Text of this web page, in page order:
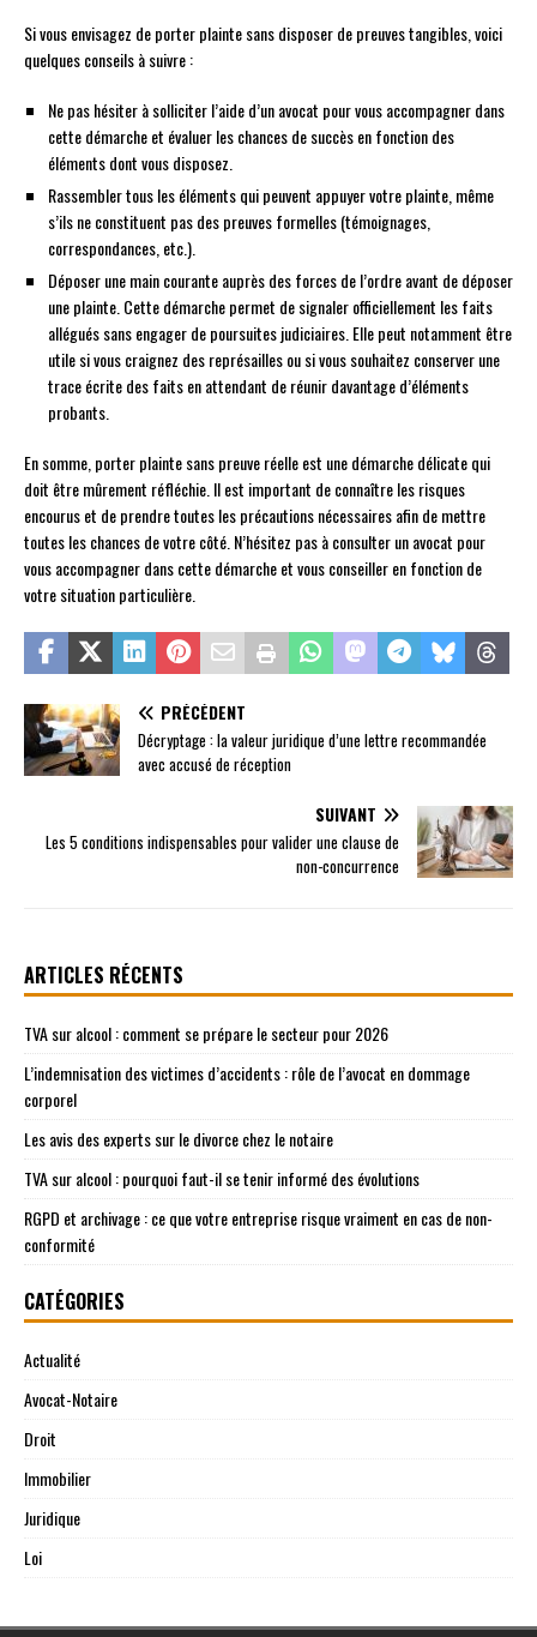
Si vous envisagez de porter plainte sans disposer de preuves tangibles, voici
quelques conseils à suivre :
Ne pas hésiter à solliciter l’aide d’un avocat pour vous accompagner dans
cette démarche et évaluer les chances de succès en fonction des
éléments dont vous disposez.
Rassembler tous les éléments qui peuvent appuyer votre plainte, même
s’ils ne constituent pas des preuves formelles (témoignages,
correspondances, etc.).
Déposer une main courante auprès des forces de l’ordre avant de déposer
une plainte. Cette démarche permet de signaler officiellement les faits
allégués sans engager de poursuites judiciaires. Elle peut notamment être
utile si vous craignez des représailles ou si vous souhaitez conserver une
trace écrite des faits en attendant de réunir davantage d’éléments
probants.
En somme, porter plainte sans preuve réelle est une démarche délicate qui
doit être mûrement réfléchie. Il est important de connaître les risques
encourus et de prendre toutes les précautions nécessaires afin de mettre
toutes les chances de votre côté. N’hésitez pas à consulter un avocat pour
vous accompagner dans cette démarche et vous conseiller en fonction de
votre situation particulière.
PRÉCÉDENT
Décryptage : la valeur juridique d’une lettre recommandée
avec accusé de réception
SUIVANT
Les 5 conditions indispensables pour valider une clause de
non-concurrence
ARTICLES RÉCENTS
TVA sur alcool : comment se prépare le secteur pour 2026
L’indemnisation des victimes d’accidents : rôle de l’avocat en dommage
corporel
Les avis des experts sur le divorce chez le notaire
TVA sur alcool : pourquoi faut-il se tenir informé des évolutions
RGPD et archivage : ce que votre entreprise risque vraiment en cas de non-
conformité
CATÉGORIES
Actualité
Avocat-Notaire
Droit
Immobilier
Juridique
Loi